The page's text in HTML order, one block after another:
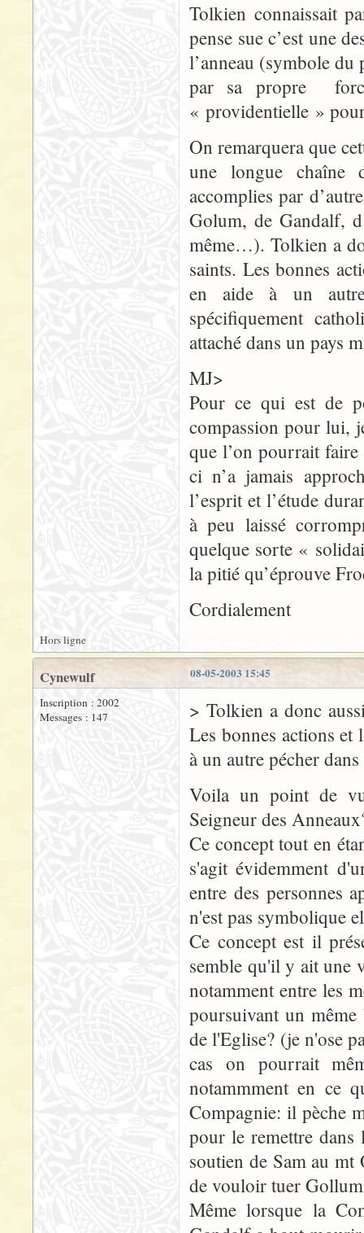
Tolkien connaissait
pense sue c’est une
l’anneau (symbole du
par sa propre
« providentielle »
On remarquera que
une longue chaîne
accomplies par
Golum, de Gandalf,
même…). Tolkien a
saints. Les bonnes
en aide à un
spécifiquement
attaché dans un pays
MJ>
Pour ce qui est de
compassion pour lui,
que l’on pourrait
ci n’a jamais
l’esprit et l’étude
à peu laissé
quelque sorte «
la pitié qu’éprouve
Cordialement
Hors ligne
08-05-2003 15:45
Cynewulf
Inscription : 2002
Messages : 147
> Tolkien a donc
Les bonnes actions et
à un autre pécher
Voila un point de
Seigneur des
Ce concept tout en
s'agit évidemment
entre des personnes
n'est pas symbolique
Ce concept est il
semble qu'il y ait une
notamment entre les
poursuivant un
de l'Eglise? (je n'ose
cas on pourrait
notammment en ce
Compagnie: il pèche
pour le remettre
soutien de Sam au
de vouloir tuer
Même lorsque la